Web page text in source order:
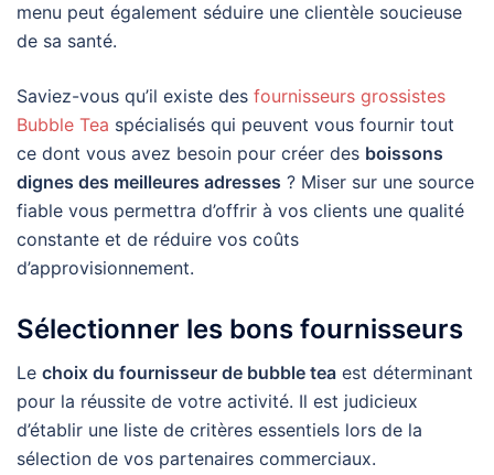
menu peut également séduire une clientèle soucieuse
de sa santé.
Saviez-vous qu’il existe des fournisseurs grossistes
Bubble Tea spécialisés qui peuvent vous fournir tout
ce dont vous avez besoin pour créer des boissons
dignes des meilleures adresses ? Miser sur une source
fiable vous permettra d’offrir à vos clients une qualité
constante et de réduire vos coûts
d’approvisionnement.
Sélectionner les bons fournisseurs
Le choix du fournisseur de bubble tea est déterminant
pour la réussite de votre activité. Il est judicieux
d’établir une liste de critères essentiels lors de la
sélection de vos partenaires commerciaux.